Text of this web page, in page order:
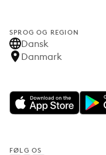
SPROG OG REGION
Dansk
Danmark
FØLG OS